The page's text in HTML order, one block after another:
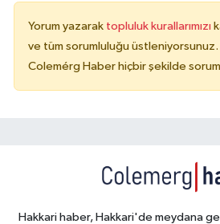
Yorum yazarak topluluk kurallarımızı
ve tüm sorumluluğu üstleniyorsunuz.
Colemérg Haber hiçbir şekilde
Hakkari haber, Hakkari'de meydana